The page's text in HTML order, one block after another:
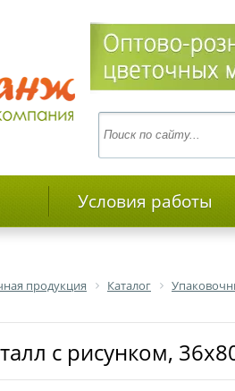
Условия работы
продукция Каталог
с рисунком,